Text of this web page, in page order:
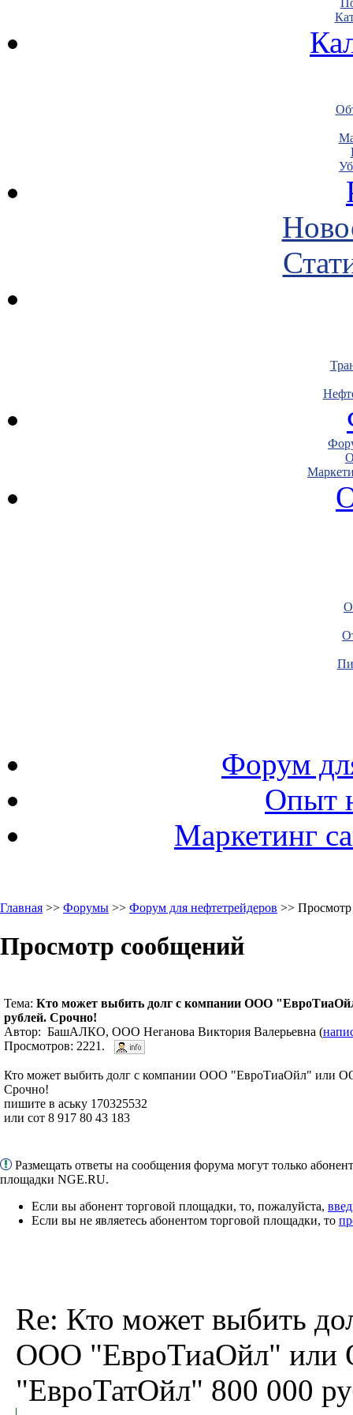
Форум
Опыт
Маркетинг
Главная >> Форумы >> Форум для нефтетрейдеров >>
Просмотр сообщений
Тема: Кто может выбить долг с компании ООО
рублей. Срочно!
Автор: БашАЛКО, ООО Неганова Виктория Валерьевна (
Просмотров: 2221.
Кто может выбить долг с компании ООО "ЕвроТиаОйл" или
Срочно!
пишите в аську 170325532
или сот 8 917 80 43 183
Размещать ответы на сообщения форума могут только
площадки NGE.RU.
Если вы абонент торговой площадки, то, пожалуйста,
Если вы не являетесь абонентом торговой площадки, то
Re: Кто может выбить
ООО "ЕвроТиаОйл"
"ЕвроТатОйл" 800 000